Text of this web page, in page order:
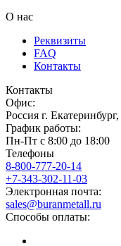
О нас
Реквизиты
FAQ
Контакты
Контакты
Офис:
Россия г. Екатеринбург,
График работы:
Пн-Пт с 8:00 до 18:00
Телефоны
8-800-777-20-14
+7-343-302-11-03
Электронная почта:
sales@buranmetall.ru
Способы оплаты: